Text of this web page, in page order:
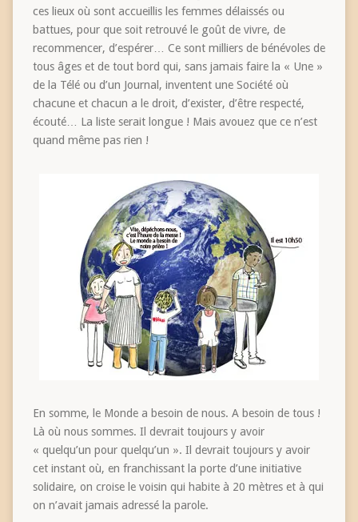
ces lieux où sont accueillis les femmes délaissés ou
battues, pour que soit retrouvé le goût de vivre, de
recommencer, d’espérer… Ce sont milliers de bénévoles de
tous âges et de tout bord qui, sans jamais faire la « Une »
de la Télé ou d’un Journal, inventent une Société où
chacune et chacun a le droit, d’exister, d’être respecté,
écouté… La liste serait longue ! Mais avouez que ce n’est
quand même pas rien !
En somme, le Monde a besoin de nous. A besoin de tous !
Là où nous sommes. Il devrait toujours y avoir
« quelqu’un pour quelqu’un ». Il devrait toujours y avoir
cet instant où, en franchissant la porte d’une initiative
solidaire, on croise le voisin qui habite à 20 mètres et à qui
on n’avait jamais adressé la parole.